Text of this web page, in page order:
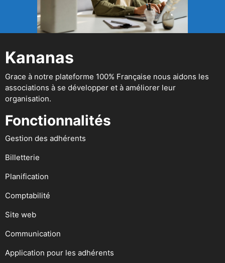
Kananas
Grace à notre plateforme 100% Française nous aidons les
associations à se développer et à améliorer leur
organisation.
Fonctionnalités
Gestion des adhérents
Billetterie
Planification
Comptabilité
Site web
Communication
Application pour les adhérents